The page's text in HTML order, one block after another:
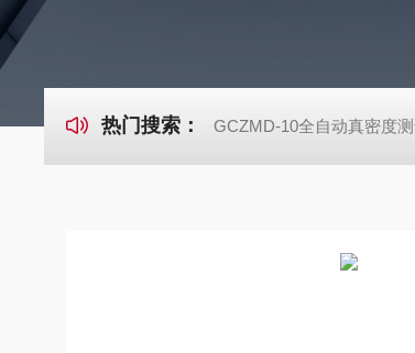
热门搜索： GCZMD-10全自动真密度